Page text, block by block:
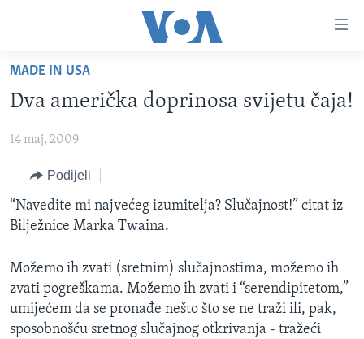
glavni
sadržaj
na
navigaciju
Idi
na
FOTOGRAFIJE DANA
VIJESTI
SJEDINJENE AMERIČKE DRŽAVE
BOSNA I HERCEGOVINA
SVIJET
NAUKA I TEHNOLOGIJA
SPECIJALNI PROJEKTI
KORUPCIJA
SLOBODA MEDIJA
ŽENSKA STRANA
MADE IN USA
Dva američka doprinosa svijetu čaja!
14 maj, 2009
Podijeli
“Navedite mi najvećeg izumitelja? Slučajnost!” citat iz
Bilježnice Marka Twaina.
Možemo ih zvati (sretnim) slučajnostima, možemo ih
zvati pogreškama. Možemo ih zvati i “serendipitetom,”
umijećem da se pronađe nešto što se ne traži ili, pak,
sposobnošću sretnog slučajnog otkrivanja - tražeći